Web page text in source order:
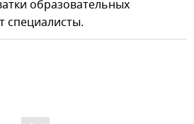
образовательных
специалисты.